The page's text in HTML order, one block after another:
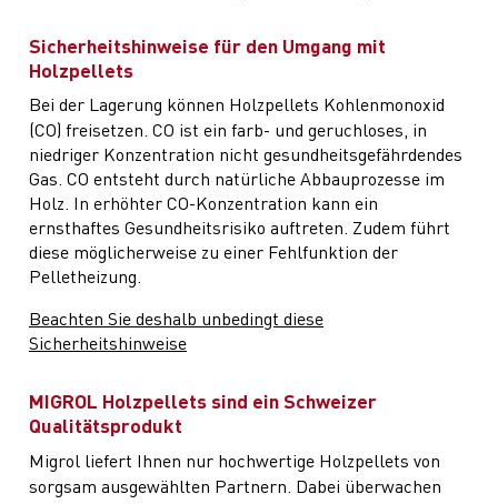
Sicherheitshinweise für den Umgang mit
Holzpellets
Bei der Lagerung können Holzpellets Kohlenmonoxid
(CO) freisetzen. CO ist ein farb- und geruchloses, in
niedriger Konzentration nicht gesundheitsgefährdendes
Gas. CO entsteht durch natürliche Abbauprozesse im
Holz. In erhöhter CO-Konzentration kann ein
ernsthaftes Gesundheitsrisiko auftreten. Zudem führt
diese möglicherweise zu einer Fehlfunktion der
Pelletheizung.
Beachten Sie deshalb unbedingt diese
Sicherheitshinweise
MIGROL Holzpellets sind ein Schweizer
Qualitätsprodukt
Migrol liefert Ihnen nur hochwertige Holzpellets von
sorgsam ausgewählten Partnern. Dabei überwachen